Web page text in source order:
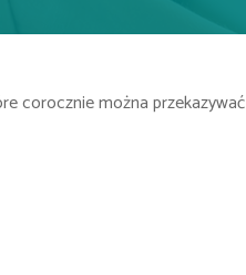
corocznie można przekazywać